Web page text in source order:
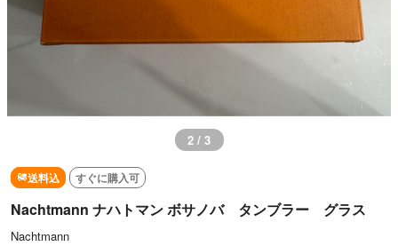
3 / 3
送料込 すぐに購入可
Nachtmann ナハトマン ボサノバ タンブラー グラス
Nachtmann